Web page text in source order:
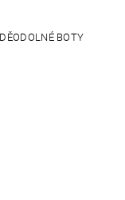
BOTY